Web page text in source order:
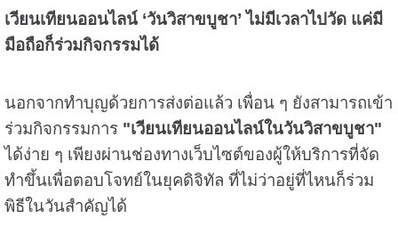
เวียนเทียนออนไลน์ ‘วันวิสาขบูชา’ ไม่มีเวลาไปวัด แค่มี
มือถือก็ร่วมกิจกรรมได้
นอกจากทำบุญด้วยการส่งต่อแล้ว เพื่อน ๆ ยังสามารถเข้า
ร่วมกิจกรรมการ"เวียนเทียนออนไลน์ในวันวิสาขบูชา"
ได้ง่าย ๆ เพียงผ่านช่องทางเว็บไซต์ของผู้ให้บริการที่จัด
ทำขึ้นเพื่อตอบโจทย์ในยุคดิจิทัล ที่ไม่ว่าอยู่ที่ไหนก็ร่วม
พิธีในวันสำคัญได้